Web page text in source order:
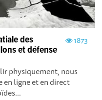
1873
des
et défense
physiquement, nous
en ligne et en direct